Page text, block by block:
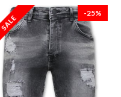
-25%